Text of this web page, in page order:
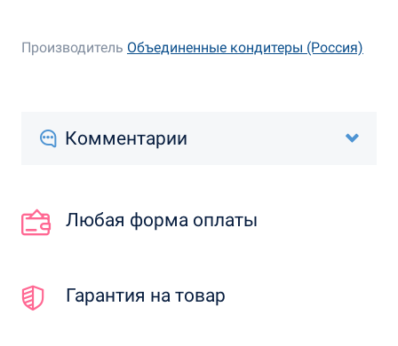
Производитель Объединенные кондитеры (Россия)
Комментарии
Любая форма оплаты
Гарантия на товар